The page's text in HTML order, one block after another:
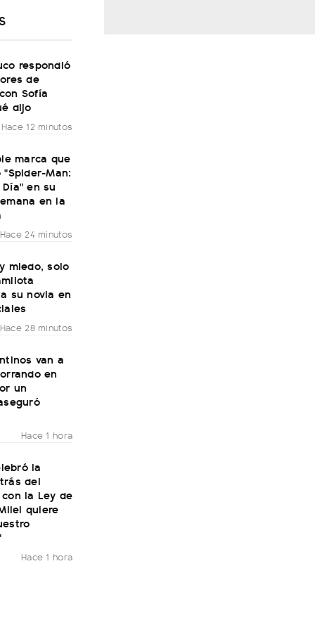
respondió
de
Sofía
dijo
Hace 12 minutos
marca que
Man:
en su
en la
Hace 24 minutos
miedo, solo
su novia en
Hace 28 minutos
van a
en
un
Hace 1 hora
la
del
la Ley de
quiere
Hace 1 hora